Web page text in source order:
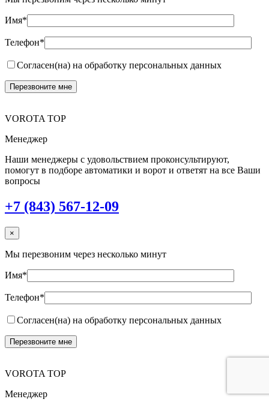
Имя*
Телефон*
Согласен(на) на обработку персональных данных
VOROTA TOP
Менеджер
Наши менеджеры с удовольствием проконсультируют,
помогут в подборе автоматики и ворот и ответят на все Ваши
вопросы
+7 (843) 567-12-09
×
Мы перезвоним через несколько минут
Имя*
Телефон*
Согласен(на) на обработку персональных данных
VOROTA TOP
Менеджер